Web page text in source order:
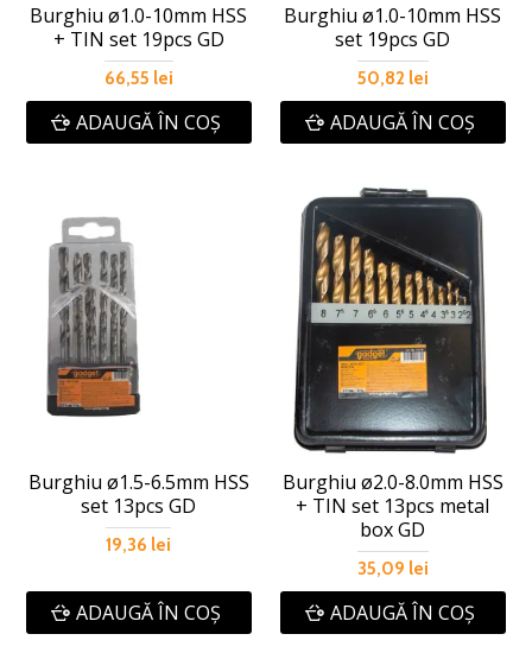
Burghiu ø1.0-10mm HSS
+ TIN set 19pcs GD
66,55 lei
ADAUGĂ ÎN COŞ
Burghiu ø1.0-10mm HSS
set 19pcs GD
50,82 lei
ADAUGĂ ÎN COŞ
Burghiu ø1.5-6.5mm HSS
set 13pcs GD
19,36 lei
ADAUGĂ ÎN COŞ
Burghiu ø2.0-8.0mm HSS
+ TIN set 13pcs metal
box GD
35,09 lei
ADAUGĂ ÎN COŞ